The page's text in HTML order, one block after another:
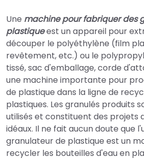
Une machine pour fabriquer des
plastiqueest un appareil pour
découper le polyéthylène (film
revêtement, etc.) ou le
tissé, sac d'emballage, corde
une machine importante pour
de plastique dans la ligne de
plastiques. Les granulés produits
utilisés et constituent des projets
idéaux. Il ne fait aucun doute que
granulateur de plastique est un
recycler les bouteilles d'eau en